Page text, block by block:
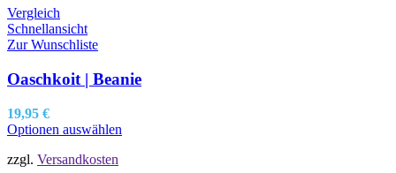
Vergleich
Schnellansicht
Zur Wunschliste
Oaschkoit | Beanie
19,95 €
Optionen auswählen
zzgl. Versandkosten